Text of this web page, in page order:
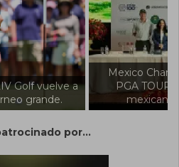
vuelve a
grande.
Mexico
PGA TOUR
mexicanos
por...